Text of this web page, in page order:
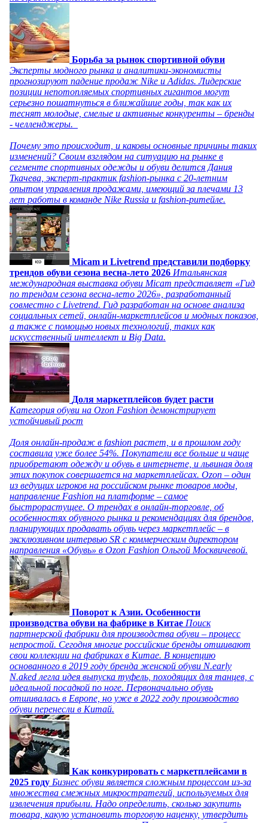
Борьба за рынок спортивной обуви
Эксперты модного рынка и аналитики-экономисты
прогнозируют падение продаж Nike и Adidas. Лидерские
позиции непотопляемых спортивных гигантов могут
серьезно пошатнуться в ближайшие годы, так как их
теснят молодые, смелые и активные конкуренты – бренды
- челленджеры.
Почему это происходит, и каковы основные причины таких
изменений? Своим взглядом на ситуацию на рынке в
сегменте спортивных одежды и обуви делится Дания
Ткачева, эксперт-практик fashion-рынка с 20-летним
опытом управления продажами, имеющий за плечами 13
лет работы в команде Nike Russia и fashion-ритейле.
Micam и Livetrend представили подборку
трендов обуви сезона весна-лето 2026 Итальянская
международная выставка обуви Micam представляет «Гид
по трендам сезона весна-лето 2026», разработанный
совместно с Livetrend. Гид разработан на основе анализа
социальных сетей, онлайн-маркетплейсов и модных показов,
а также с помощью новых технологий, таких как
искусственный интеллект и Big Data.
Доля маркетплейсов будет расти
Категория обуви на Ozon Fashion демонстрирует
устойчивый рост
Доля онлайн-продаж в fashion растет, и в прошлом году
составила уже более 54%. Покупатели все больше и чаще
приобретают одежду и обувь в интернете, и львиная доля
этих покупок совершается на маркетплейсах. Ozon – один
из ведущих игроков на российском рынке товаров моды,
направление Fashion на платформе – самое
быстрорастущее. О трендах в онлайн-торговле, об
особенностях обувного рынка и рекомендациях для брендов,
планирующих продавать обувь через маркетплейс – в
эксклюзивном интервью SR с коммерческим директором
направления «Обувь» в Ozon Fashion Ольгой Москвичевой.
Поворот к Азии. Особенности
производства обуви на фабрике в Китае Поиск
партнерской фабрики для производства обуви – процесс
непростой. Сегодня многие российские бренды отшивают
свои коллекции на фабриках в Китае. В концепцию
основанного в 2019 году бренда женской обуви N.early
N.aked легла идея выпуска туфель, походящих для танцев, с
идеальной посадкой по ноге. Первоначально обувь
отшивалась в Европе, но уже в 2022 году производство
обуви перенесли в Китай.
Как конкурировать с маркетплейсами в
2025 году Бизнес обуви является сложным процессом из-за
множества смежных микростратегий, используемых для
извлечения прибыли. Надо определить, сколько закупить
товара, какую установить торговую наценку, утвердить